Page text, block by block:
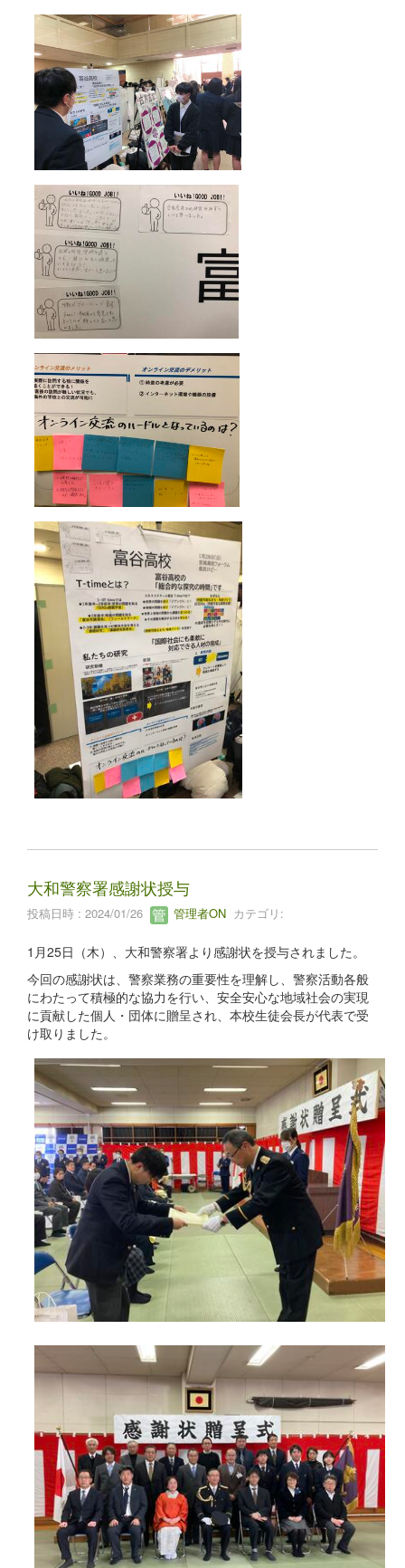
大和警察署感謝状授与
投稿日時 : 2024/01/26 管理者ON カテゴリ:
1月25日（木）、大和警察署より感謝状を授与されました。
今回の感謝状は、警察業務の重要性を理解し、警察活動各般
にわたって積極的な協力を行い、安全安心な地域社会の実現
に貢献した個人・団体に贈呈され、本校生徒会長が代表で受
け取りました。